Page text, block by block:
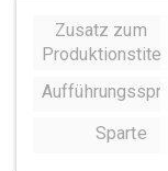
Zusatz zum
Produktionstitel
Sparte